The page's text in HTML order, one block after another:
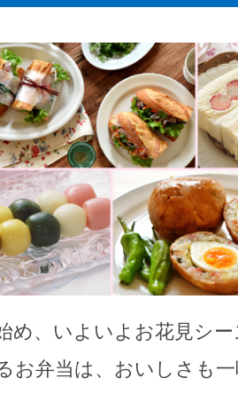
め、いよいよお花見シ
お弁当は、おいしさも